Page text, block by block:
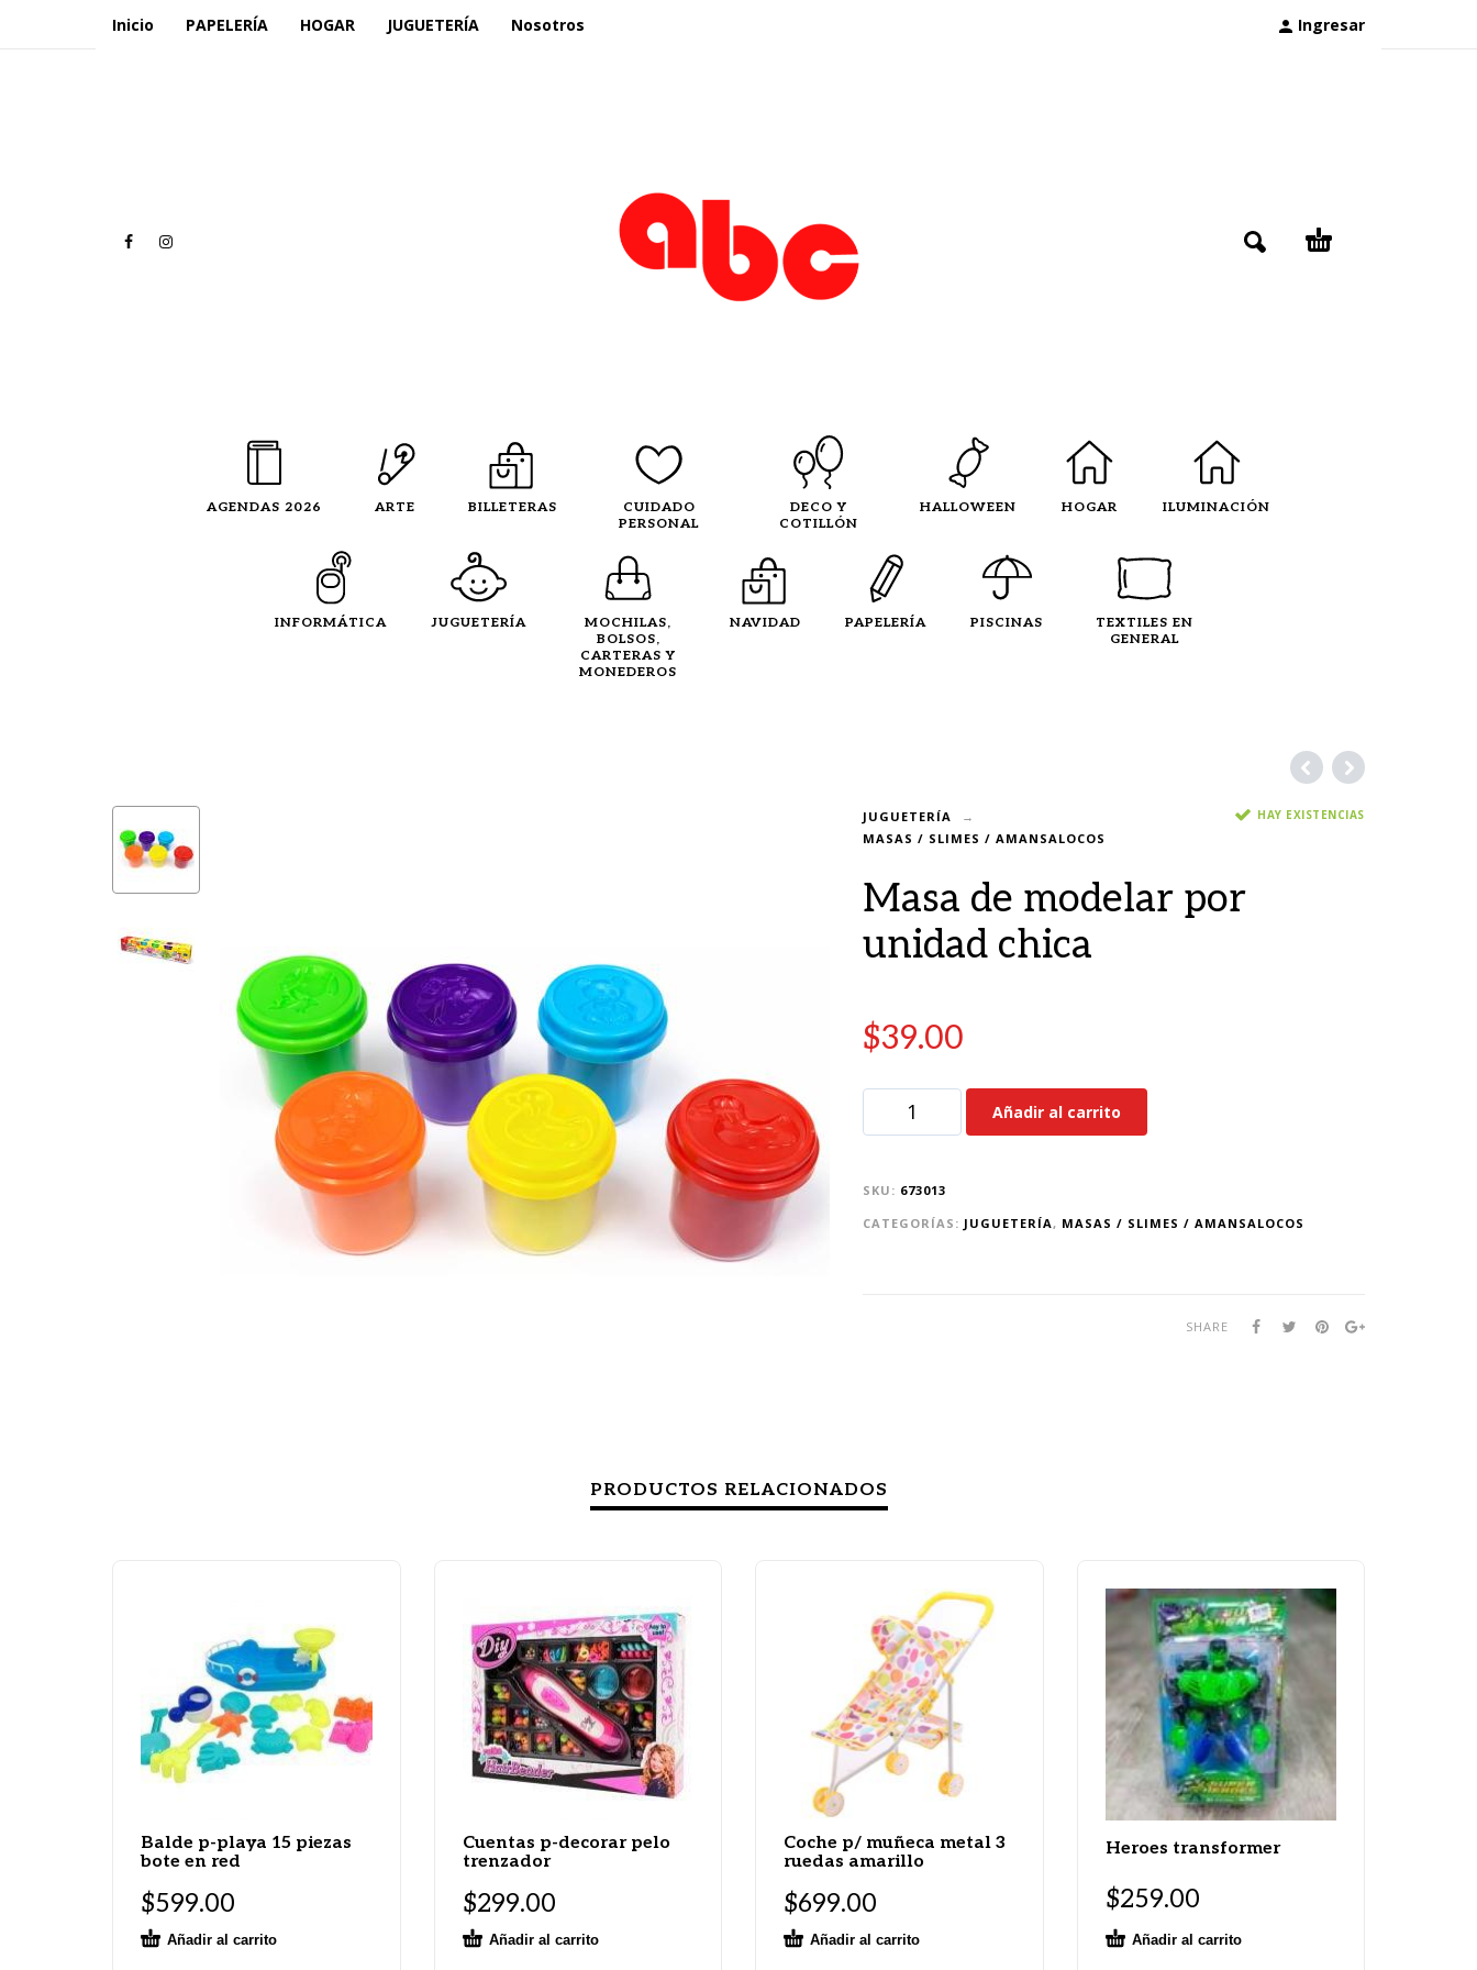
Ingresar
Inicio PAPELERÍA HOGAR JUGUETERÍA Nosotros
AGENDAS 2026 ARTE BILLETERAS
CUIDADO
PERSONAL
DECO Y
COTILLÓN
HALLOWEEN HOGAR ILUMINACIÓN
INFORMÁTICA JUGUETERÍA
MOCHILAS,
BOLSOS,
CARTERAS Y
MONEDEROS
NAVIDAD PAPELERÍA PISCINAS
TEXTILES EN
GENERAL
JUGUETERÍA
MASAS / SLIMES / AMANSALOCOS
HAY EXISTENCIAS
Masa de modelar por
unidad chica
$39.00
Añadir al carrito
SKU: 673013
CATEGORÍAS: JUGUETERÍA, MASAS / SLIMES / AMANSALOCOS
SHARE
PRODUCTOS RELACIONADOS
Balde p-playa 15 piezas
bote en red
$599.00
Añadir al carrito
Cuentas p-decorar pelo
trenzador
$299.00
Añadir al carrito
Coche p/ muñeca metal 3
ruedas amarillo
$699.00
Añadir al carrito
Heroes transformer
$259.00
Añadir al carrito